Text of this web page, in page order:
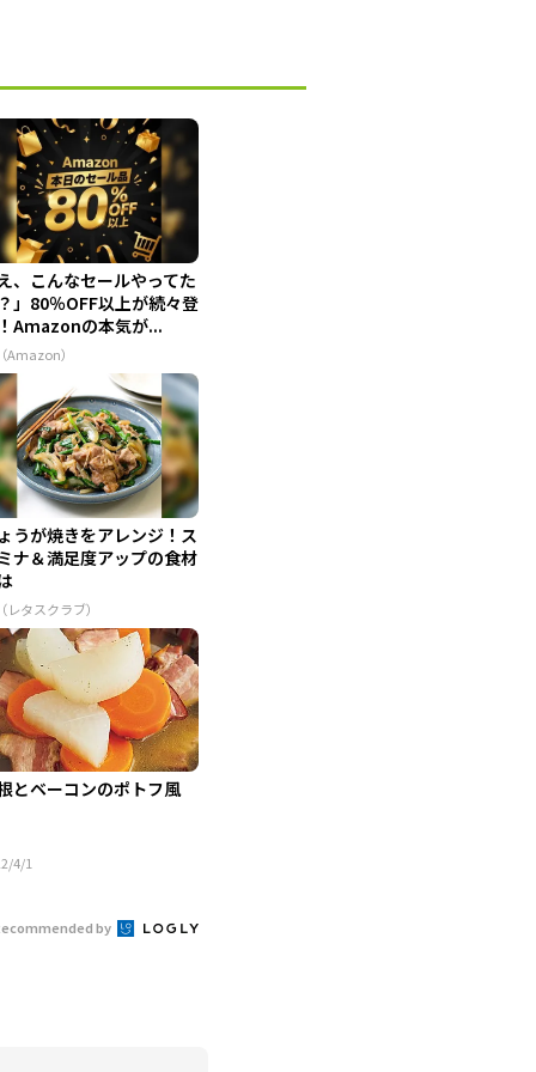
、こんなセールやってた
」80％OFF以上が続々登
Amazonの本気が...
Amazon）
うが焼きをアレンジ！ス
ナ＆満足度アップの食材
レタスクラブ）
とベーコンのポトフ風
4/1
by